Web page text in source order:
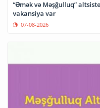
“Əmək və Məşğulluq”
vakansiya var
07-08-2026